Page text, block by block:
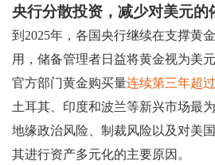
央行分散投资，减少对美元的
到2025年，各国央行继续在支撑黄
用，储备管理者日益将黄金视为美
官方部门黄金购买量连续第三年超
土耳其、印度和波兰等新兴市场最
地缘政治风险、制裁风险以及对美
其进行资产多元化的主要原因。